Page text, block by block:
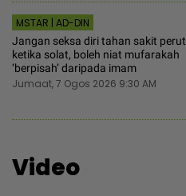
MSTAR | AD-DIN
Jangan seksa diri tahan sakit perut
ketika solat, boleh niat mufarakah
‘berpisah’ daripada imam
Jumaat, 7 Ogos 2026 9:30 AM
Video